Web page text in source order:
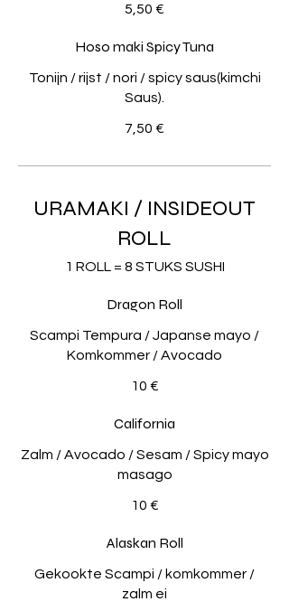
5,50 €
Hoso maki Spicy Tuna
Tonijn / rijst / nori / spicy saus(kimchi
Saus).
7,50 €
URAMAKI / INSIDEOUT
ROLL
1 ROLL = 8 STUKS SUSHI
Dragon Roll
Scampi Tempura / Japanse mayo /
Komkommer / Avocado
10 €
California
Zalm / Avocado / Sesam / Spicy mayo
masago
10 €
Alaskan Roll
Gekookte Scampi / komkommer /
zalm ei